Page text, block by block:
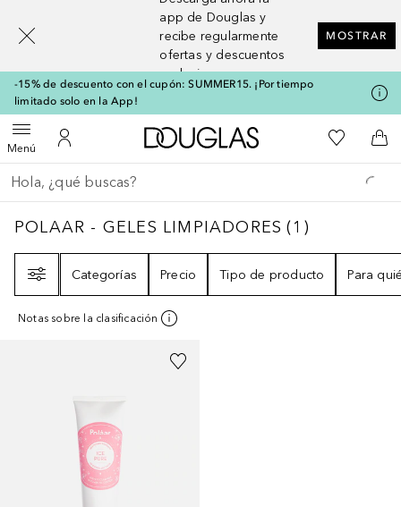
app de Douglas y
recibe regularmente
ofertas y descuentos
exclusivos
MOSTRAR
-15% de descuento con el cupón: SUMMER15. ¡Por tiempo
limitado solo en la App!
MenúAbrir menúMi cuenta
A Douglas HomeMi lista de
A
Regresar
Ejecutar búsqueda
POLAAR - GELES LIMPIADORES 1
POLAAR - GELES LIMPIADORES (1 )
Categorías
Precio Tipo de producto Para
Notas sobre la clasificación
[navigation.slideout.screenreader]